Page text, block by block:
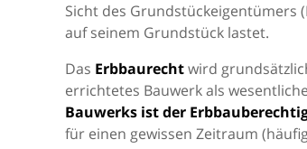
Sicht des Grundstückeigentümers
auf seinem Grundstück lastet.
Das Erbbaurechtwird
errichtetes Bauwerk als
Bauwerks ist der
für einen gewissen Zeitraum